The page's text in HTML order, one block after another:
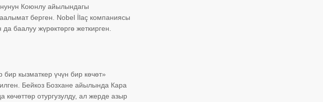
Коюнлу айылындагы
берген. Nobel İlaç компаниясы
баалуу жүрөктөргө жеткирген.
кызматкер үчүн бир көчөт»
Бейкоз Бозхане айылында Кара
отургузулду, ал жерде азыр